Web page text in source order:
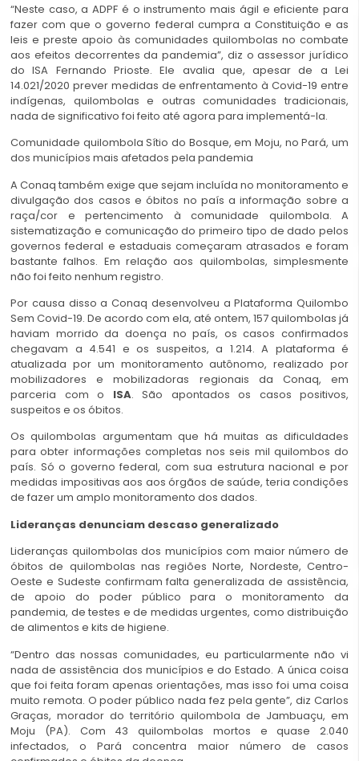
“Neste caso, a ADPF é o instrumento mais ágil e eficiente para
fazer com que o governo federal cumpra a Constituição e as
leis e preste apoio às comunidades quilombolas no combate
aos efeitos decorrentes da pandemia”, diz o assessor jurídico
do ISA Fernando Prioste. Ele avalia que, apesar de a Lei
14.021/2020 prever medidas de enfrentamento à Covid-19 entre
indígenas, quilombolas e outras comunidades tradicionais,
nada de significativo foi feito até agora para implementá-la.
Comunidade quilombola Sítio do Bosque, em Moju, no Pará, um
dos municípios mais afetados pela pandemia
A Conaq também exige que sejam incluída no monitoramento e
divulgação dos casos e óbitos no país a informação sobre a
raça/cor e pertencimento à comunidade quilombola. A
sistematização e comunicação do primeiro tipo de dado pelos
governos federal e estaduais começaram atrasados e foram
bastante falhos. Em relação aos quilombolas, simplesmente
não foi feito nenhum registro.
Por causa disso a Conaq desenvolveu a Plataforma Quilombo
Sem Covid-19. De acordo com ela, até ontem, 157 quilombolas já
haviam morrido da doença no país, os casos confirmados
chegavam a 4.541 e os suspeitos, a 1.214. A plataforma é
atualizada por um monitoramento autônomo, realizado por
mobilizadores e mobilizadoras regionais da Conaq, em
parceria com o ISA. São apontados os casos positivos,
suspeitos e os óbitos.
Os quilombolas argumentam que há muitas as dificuldades
para obter informações completas nos seis mil quilombos do
país. Só o governo federal, com sua estrutura nacional e por
medidas impositivas aos aos órgãos de saúde, teria condições
de fazer um amplo monitoramento dos dados.
Lideranças denunciam descaso generalizado
Lideranças quilombolas dos municípios com maior número de
óbitos de quilombolas nas regiões Norte, Nordeste, Centro-
Oeste e Sudeste confirmam falta generalizada de assistência,
de apoio do poder público para o monitoramento da
pandemia, de testes e de medidas urgentes, como distribuição
de alimentos e kits de higiene.
“Dentro das nossas comunidades, eu particularmente não vi
nada de assistência dos municípios e do Estado. A única coisa
que foi feita foram apenas orientações, mas isso foi uma coisa
muito remota. O poder público nada fez pela gente”, diz Carlos
Graças, morador do território quilombola de Jambuaçu, em
Moju (PA). Com 43 quilombolas mortos e quase 2.040
infectados, o Pará concentra maior número de casos